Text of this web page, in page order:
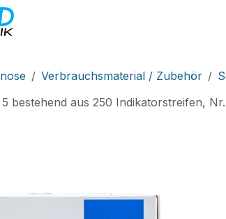
Verbrauchsmaterial / Zubehör
bestehend aus 250 Indikatorstreifen,